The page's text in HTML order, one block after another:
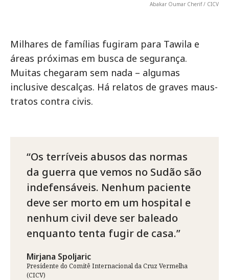
Abakar Oumar Cherif / CICV
Milhares de famílias fugiram para Tawila e
áreas próximas em busca de segurança.
Muitas chegaram sem nada – algumas
inclusive descalças. Há relatos de graves maus-
tratos contra civis.
Os terríveis abusos das normas
da guerra que vemos no Sudão são
indefensáveis. Nenhum paciente
deve ser morto em um hospital e
nenhum civil deve ser baleado
enquanto tenta fugir de casa.
Mirjana Spoljaric
Presidente do Comitê Internacional da Cruz Vermelha
(CICV)